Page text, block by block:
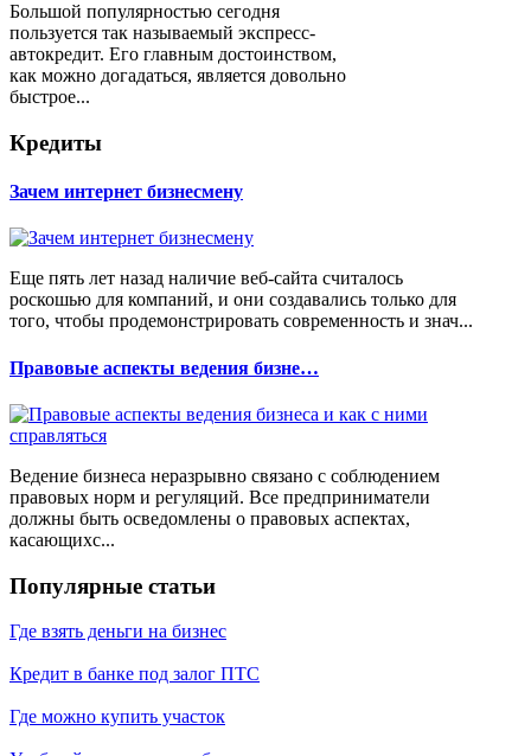
Большой популярностью сегодня
пользуется так называемый экспресс-
автокредит. Его главным достоинством,
как можно догадаться, является довольно
быстрое...
Кредиты
Зачем интернет бизнесмену
Еще пять лет назад наличие веб-сайта считалось
роскошью для компаний, и они создавались только для
того, чтобы продемонстрировать современность и знач...
Правовые аспекты ведения бизне…
Ведение бизнеса неразрывно связано с соблюдением
правовых норм и регуляций. Все предприниматели
должны быть осведомлены о правовых аспектах,
касающихс...
Популярные статьи
Где взять деньги на бизнес
Кредит в банке под залог ПТС
Где можно купить участок